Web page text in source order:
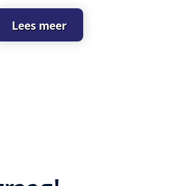
Lees meer